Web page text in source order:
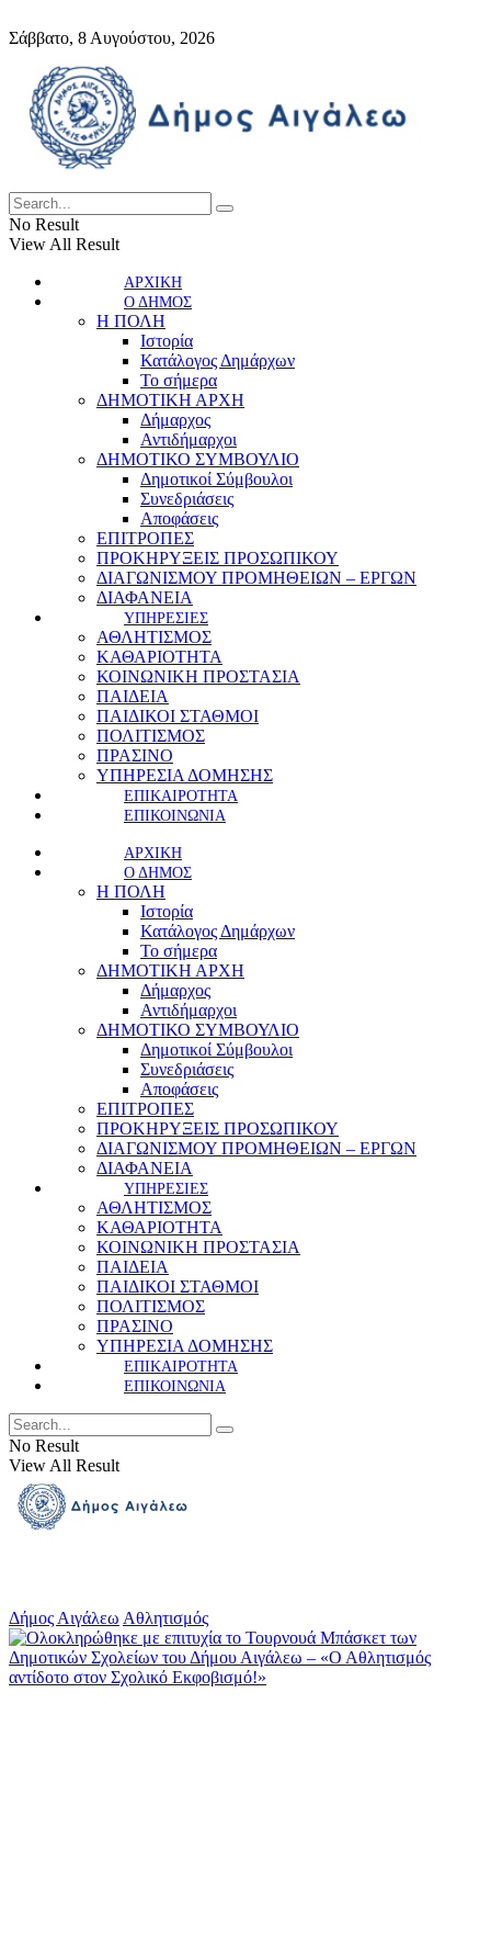
Σάββατο, 8 Αυγούστου, 2026
No Result
View All Result
ΑΡΧΙΚΗ
Ο ΔΗΜΟΣ
Η ΠΟΛΗ
Ιστορία
Κατάλογος Δημάρχων
Το σήμερα
ΔΗΜΟΤΙΚΗ ΑΡΧΗ
Δήμαρχος
Αντιδήμαρχοι
ΔΗΜΟΤΙΚΟ ΣΥΜΒΟΥΛΙΟ
Δημοτικοί Σύμβουλοι
Συνεδριάσεις
Αποφάσεις
ΕΠΙΤΡΟΠΕΣ
ΠΡΟΚΗΡΥΞΕΙΣ ΠΡΟΣΩΠΙΚΟΥ
ΔΙΑΓΩΝΙΣΜΟΥ ΠΡΟΜΗΘΕΙΩΝ – ΕΡΓΩΝ
ΔΙΑΦΑΝΕΙΑ
ΥΠΗΡΕΣΙΕΣ
ΑΘΛΗΤΙΣΜΟΣ
ΚΑΘΑΡΙΟΤΗΤΑ
ΚΟΙΝΩΝΙΚΗ ΠΡΟΣΤΑΣΙΑ
ΠΑΙΔΕΙΑ
ΠΑΙΔΙΚΟΙ ΣΤΑΘΜΟΙ
ΠΟΛΙΤΙΣΜΟΣ
ΠΡΑΣΙΝΟ
ΥΠΗΡΕΣΙΑ ΔΟΜΗΣΗΣ
ΕΠΙΚΑΙΡΟΤΗΤΑ
ΕΠΙΚΟΙΝΩΝΙΑ
ΑΡΧΙΚΗ
Ο ΔΗΜΟΣ
Η ΠΟΛΗ
Ιστορία
Κατάλογος Δημάρχων
Το σήμερα
ΔΗΜΟΤΙΚΗ ΑΡΧΗ
Δήμαρχος
Αντιδήμαρχοι
ΔΗΜΟΤΙΚΟ ΣΥΜΒΟΥΛΙΟ
Δημοτικοί Σύμβουλοι
Συνεδριάσεις
Αποφάσεις
ΕΠΙΤΡΟΠΕΣ
ΠΡΟΚΗΡΥΞΕΙΣ ΠΡΟΣΩΠΙΚΟΥ
ΔΙΑΓΩΝΙΣΜΟΥ ΠΡΟΜΗΘΕΙΩΝ – ΕΡΓΩΝ
ΔΙΑΦΑΝΕΙΑ
ΥΠΗΡΕΣΙΕΣ
ΑΘΛΗΤΙΣΜΟΣ
ΚΑΘΑΡΙΟΤΗΤΑ
ΚΟΙΝΩΝΙΚΗ ΠΡΟΣΤΑΣΙΑ
ΠΑΙΔΕΙΑ
ΠΑΙΔΙΚΟΙ ΣΤΑΘΜΟΙ
ΠΟΛΙΤΙΣΜΟΣ
ΠΡΑΣΙΝΟ
ΥΠΗΡΕΣΙΑ ΔΟΜΗΣΗΣ
ΕΠΙΚΑΙΡΟΤΗΤΑ
ΕΠΙΚΟΙΝΩΝΙΑ
No Result
View All Result
Δήμος Αιγάλεω Αθλητισμός